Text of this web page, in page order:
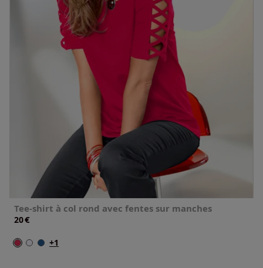
Tee-shirt à col rond avec fentes sur manches
20€
+1